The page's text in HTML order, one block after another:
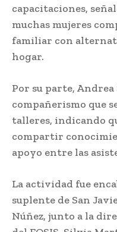
capacitaciones,
muchas mujeres
familiar con
hogar.
Por su parte,
compañerismo que
talleres, indicando
compartir
apoyo entre las
La actividad fue
suplente de San
Núñez, junto a la